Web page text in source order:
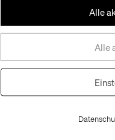
Alle
Alle